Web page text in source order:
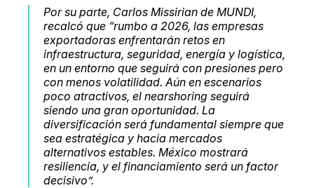
Por su parte, Carlos Missirian de MUNDI,
recalcó que “rumbo a 2026, las empresas
exportadoras enfrentarán retos en
infraestructura, seguridad, energía y logística,
en un entorno que seguirá con presiones pero
con menos volatilidad. Aún en escenarios
poco atractivos, el nearshoring seguirá
siendo una gran oportunidad. La
diversificación será fundamental siempre que
sea estratégica y hacia mercados
alternativos estables. México mostrará
resiliencia, y el financiamiento será un factor
decisivo”.